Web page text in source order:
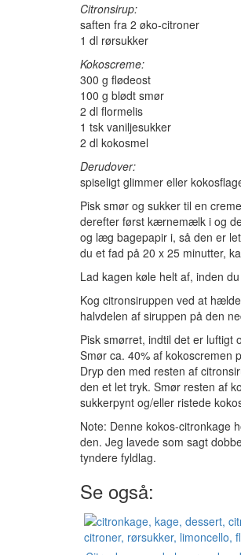
Citronsirup:
saften fra 2 øko-citroner
1 dl rørsukker
Kokoscreme:
300 g flødeost
100 g blødt smør
2 dl flormelis
1 tsk vaniljesukker
2 dl kokosmel
Derudover:
spiseligt glimmer eller
Pisk smør og sukker til en
derefter først kærnemælk i og
og læg bagepapir i, så den er
du et fad på 20 x 25 minutter,
Lad kagen køle helt af, inden
Kog citronsiruppen ved at
halvdelen af siruppen på den
Pisk smørret, indtil det er luftigt
Smør ca. 40% af kokoscremen
Dryp den med resten af
den et let tryk. Smør resten af
sukkerpynt og/eller ristede
Note: Denne kokos-citronkage
den. Jeg lavede som sagt
tyndere fyldlag.
Se også: